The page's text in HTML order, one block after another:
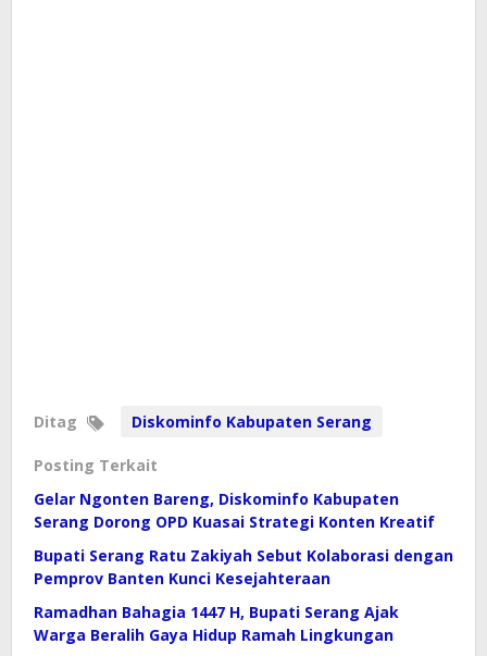
Ditag Diskominfo Kabupaten Serang
Posting Terkait
Gelar Ngonten Bareng, Diskominfo Kabupaten
Serang Dorong OPD Kuasai Strategi Konten Kreatif
Bupati Serang Ratu Zakiyah Sebut Kolaborasi dengan
Pemprov Banten Kunci Kesejahteraan
Ramadhan Bahagia 1447 H, Bupati Serang Ajak
Warga Beralih Gaya Hidup Ramah Lingkungan